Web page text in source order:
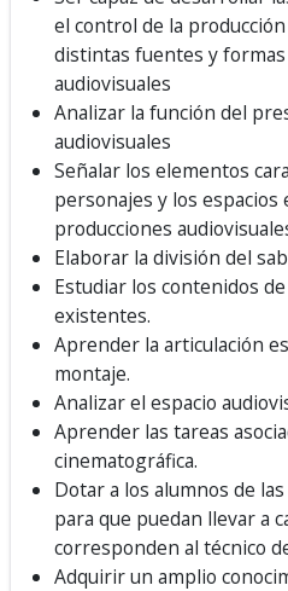
el control de la
distintas fuentes y
audiovisuales
Analizar la función del
audiovisuales
Señalar los elementos
personajes y los espacios
producciones
Elaborar la división del
Estudiar los contenidos
existentes.
Aprender la articulación
montaje.
Analizar el espacio
Aprender las tareas
cinematográfica.
Dotar a los alumnos de
para que puedan llevar a
corresponden al técnico
Adquirir un amplio